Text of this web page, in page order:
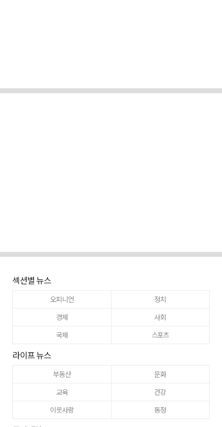
섹션별 뉴스
오피니언
정치
경제
사회
국제
스포츠
라이프 뉴스
부동산
문화
교육
건강
이웃사랑
동정